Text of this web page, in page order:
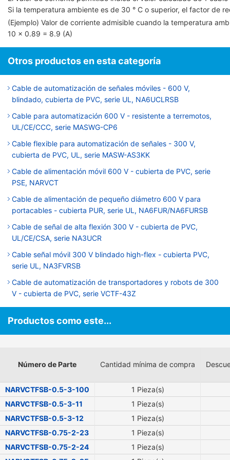
Si la temperatura ambiente es de 30 ° C o superior, el factor de
(Ejemplo) Valor de corriente admisible cuando la temperatura
10 × 0.89 = 8.9 (A)
Otros productos en esta categoría
Cable de automatización de señales móviles - 600 V,
blindado, cubierta de PVC, serie UL, NA6UCLRSB
Cable para automatización 600 V - resistente a terremotos,
UL/CE/CCC, serie MASWG-CP6
Cable flexible para automatización de señales - 300 V,
cubierta de PVC, UL, serie MASW-AS3KK
Cable de alimentación móvil 600 V - cubierta de PVC, serie
PSE, NARVCT
Cable de alimentación de pequeño diámetro 600 V para
portacables - cubierta PUR, serie UL, NA6FUR/NA6FURSB
Cable de señal de alta flexión 300 V - cubierta de PVC,
UL/CE/CSA, serie NA3UCR
Cable señal móvil 300 V blindado high-flex - cubierta PVC,
serie UL, NA3FVRSB
Cable de automatización de transportadores y robots de 300
V - cubierta de PVC, serie VCTF-43Z
Productos como este...
Número de Parte Cantidad mínima de compra
NARVCTFSB-0.5-3-100
1 Pieza(s)
NARVCTFSB-0.5-3-11
1 Pieza(s)
NARVCTFSB-0.5-3-12
1 Pieza(s)
NARVCTFSB-0.75-2-23
1 Pieza(s)
NARVCTFSB-0.75-2-24
1 Pieza(s)